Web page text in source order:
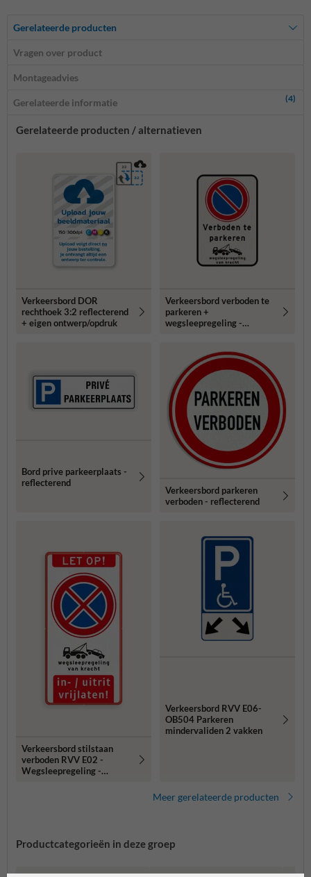
Gerelateerde producten
Vragen over product
Montageadvies
Gerelateerde informatie (4)
Gerelateerde producten / alternatieven
Verkeersbord DOR
rechthoek 3:2 reflecterend
+ eigen ontwerp/opdruk
Verkeersbord verboden te
parkeren +
wegsleepregeling -
Bord prive parkeerplaats -
reflecterend
Verkeersbord parkeren
verboden - reflecterend
Verkeersbord stilstaan
verboden RVV E02 -
Wegsleepregeling -
Verkeersbord RVV E06-
OB504 Parkeren
mindervaliden 2 vakken
Meer gerelateerde producten
Productcategorieën in deze groep